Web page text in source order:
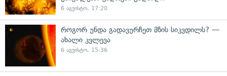
6 აგვისტო, 17:20
როგორ უნდა გადავურჩეთ მზის სიკვდილს? —
ახალი კვლევა
6 აგვისტო, 15:36